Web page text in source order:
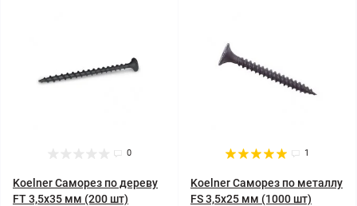
0
Koelner Саморез по дереву
FT 3,5x35 мм (200 шт)
1
Koelner Саморез по металлу
FS 3,5x25 мм (1000 шт)